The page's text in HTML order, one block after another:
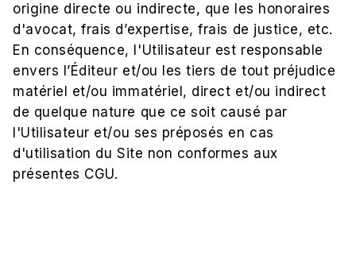
origine directe ou indirecte, que les honoraires
d'avocat, frais d’expertise, frais de justice, etc.
En conséquence, l'Utilisateur est responsable
envers l’Éditeur et/ou les tiers de tout préjudice
matériel et/ou immatériel, direct et/ou indirect
de quelque nature que ce soit causé par
l'Utilisateur et/ou ses préposés en cas
d'utilisation du Site non conformes aux
présentes CGU.